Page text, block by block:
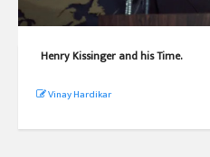
Henry Kissinger and his Time.
Vinay Hardikar